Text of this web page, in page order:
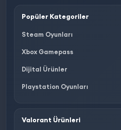
Popüler Kategoriler
Steam Oyunları
Xbox Gamepass
Dijital Ürünler
Playstation Oyunları
Valorant Ürünleri